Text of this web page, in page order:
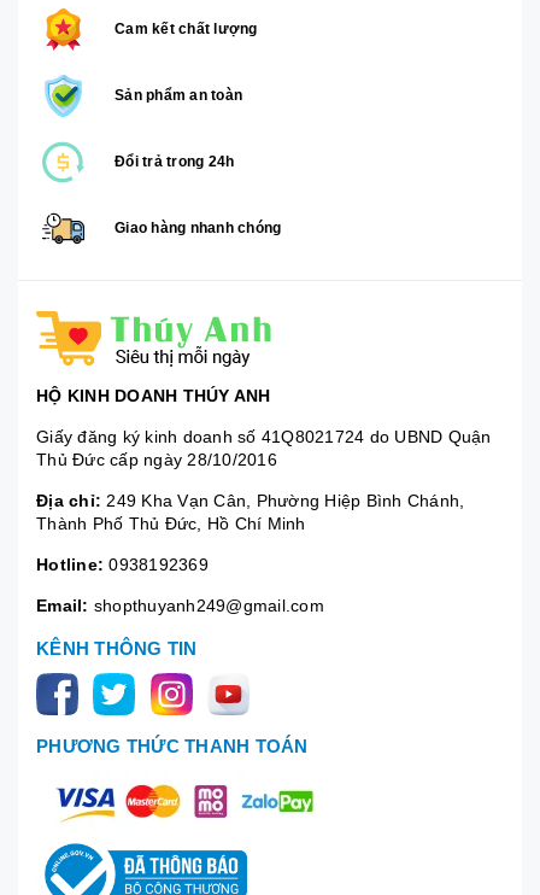
Cam kết chất lượng
Sản phẩm an toàn
Đổi trả trong 24h
Giao hàng nhanh chóng
HỘ KINH DOANH THÚY ANH
Giấy đăng ký kinh doanh số 41Q8021724 do UBND Quận
Thủ Đức cấp ngày 28/10/2016
Địa chỉ: 249 Kha Vạn Cân, Phường Hiệp Bình Chánh,
Thành Phố Thủ Đức, Hồ Chí Minh
Hotline: 0938192369
Email: shopthuyanh249@gmail.com
KÊNH THÔNG TIN
PHƯƠNG THỨC THANH TOÁN